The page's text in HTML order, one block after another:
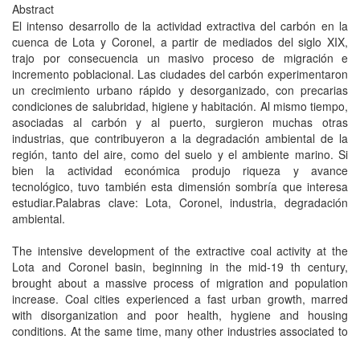
Abstract
El intenso desarrollo de la actividad extractiva del carbón en la
cuenca de Lota y Coronel, a partir de mediados del siglo XIX,
trajo por consecuencia un masivo proceso de migración e
incremento poblacional. Las ciudades del carbón experimentaron
un crecimiento urbano rápido y desorganizado, con precarias
condiciones de salubridad, higiene y habitación. Al mismo tiempo,
asociadas al carbón y al puerto, surgieron muchas otras
industrias, que contribuyeron a la degradación ambiental de la
región, tanto del aire, como del suelo y el ambiente marino. Si
bien la actividad económica produjo riqueza y avance
tecnológico, tuvo también esta dimensión sombría que interesa
estudiar.Palabras clave: Lota, Coronel, industria, degradación
ambiental.
The intensive development of the extractive coal activity at the
Lota and Coronel basin, beginning in the mid-19 th century,
brought about a massive process of migration and population
increase. Coal cities experienced a fast urban growth, marred
with disorganization and poor health, hygiene and housing
conditions. At the same time, many other industries associated to